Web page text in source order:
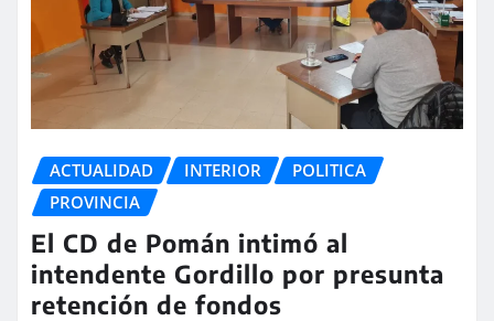
ACTUALIDAD INTERIOR
POLITICA
PROVINCIA
El CD de Pomán intimó al
intendente Gordillo por presunta
retención de fondos